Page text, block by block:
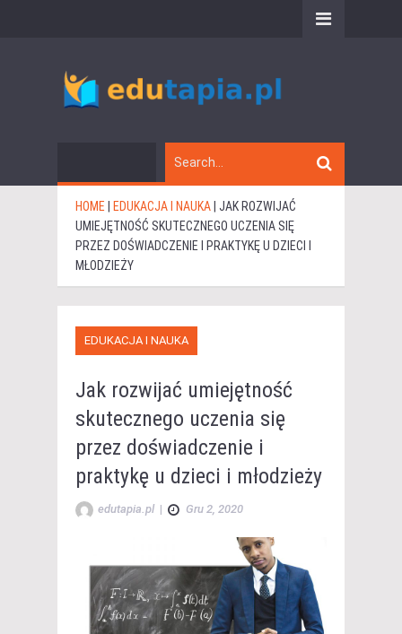
HOME EDUKACJA I NAUKA JAK ROZWIJAĆ
UMIEJĘTNOŚĆ SKUTECZNEGO UCZENIA SIĘ
PRZEZ DOŚWIADCZENIE I PRAKTYKĘ U DZIECI I
MŁODZIEŻY
EDUKACJA I NAUKA
Jak rozwijać umiejętność
skutecznego uczenia się
przez doświadczenie i
praktykę u dzieci i młodzieży
edutapia.pl | Gru 2, 2020